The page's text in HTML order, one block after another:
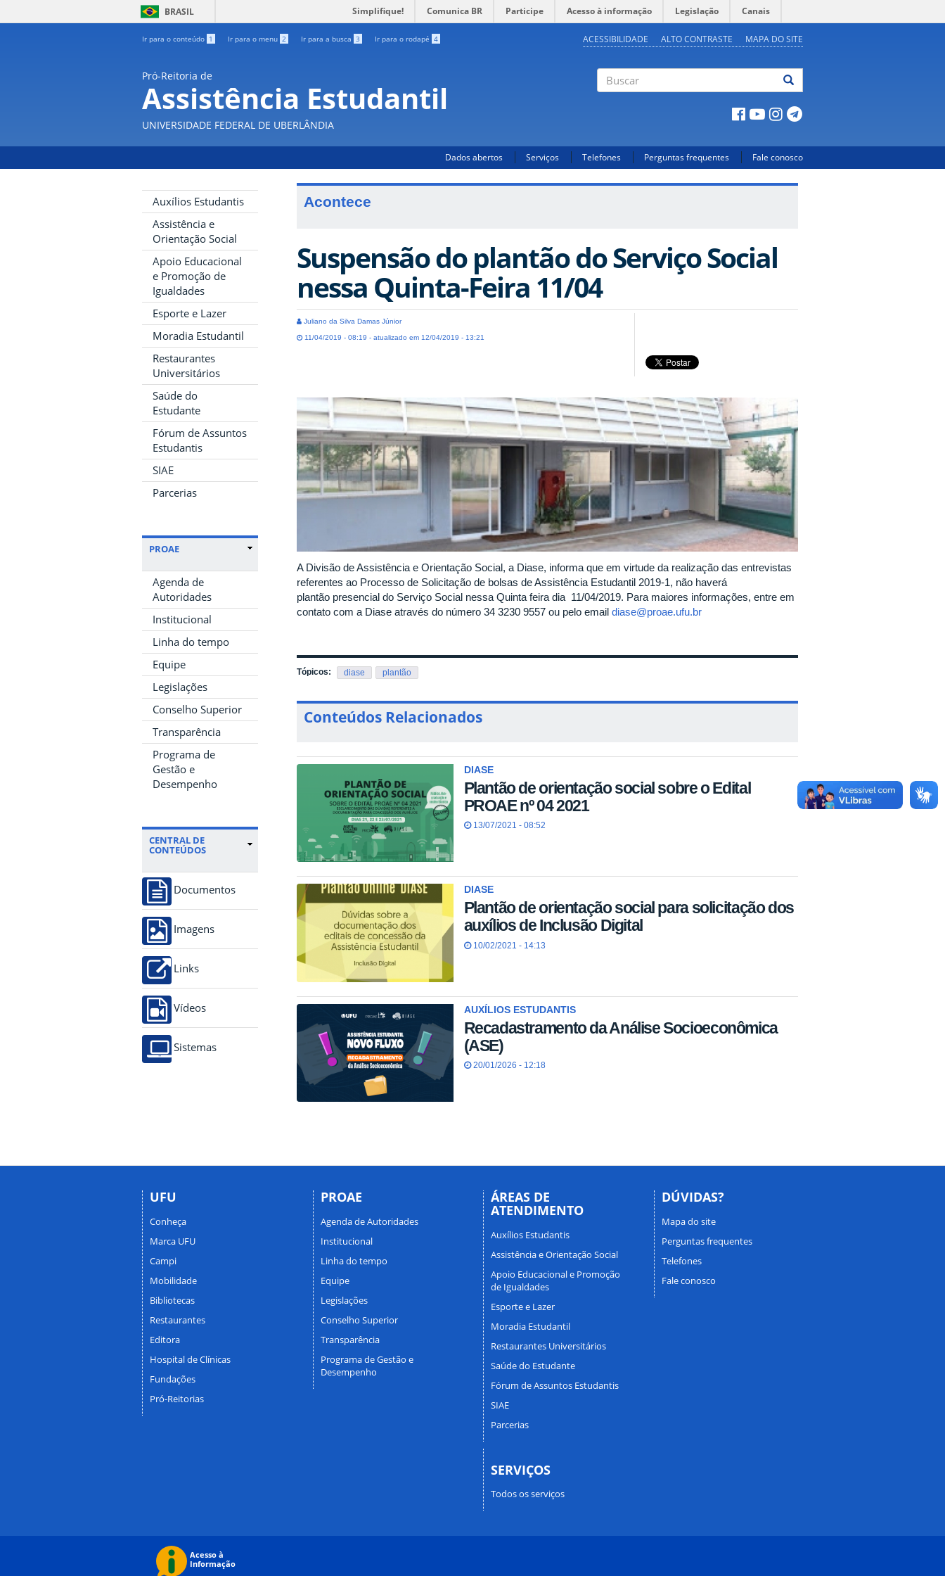
BRASIL Simplifique! Comunica BR Participe Acesso à informação Legislação Canais
Ir para o conteúdo 1 Ir para o menu 2 Ir para a busca 3 Ir para o rodapé 4 ACESSIBILIDADE ALTO CONTRASTE MAPA DO SITE
Pró-Reitoria de
Assistência Estudantil
UNIVERSIDADE FEDERAL DE UBERLÂNDIA
Dados abertos Serviços Telefones Perguntas frequentes Fale conosco
Auxílios Estudantis
Assistência e
Orientação Social
Apoio Educacional
e Promoção de
Igualdades
Esporte e Lazer
Moradia Estudantil
Restaurantes
Universitários
Saúde do
Estudante
Fórum de Assuntos
Estudantis
SIAE
Parcerias
PROAE
Agenda de
Autoridades
Institucional
Linha do tempo
Equipe
Legislações
Conselho Superior
Transparência
Programa de
Gestão e
Desempenho
CENTRAL DE
CONTEÚDOS
Documentos
Imagens
Links
Vídeos
Sistemas
Acontece
Suspensão do plantão do Serviço Social
nessa Quinta-Feira 11/04
Juliano da Silva Damas Júnior
11/04/2019 - 08:19 - atualizado em 12/04/2019 - 13:21
A Divisão de Assistência e Orientação Social, a Diase, informa que em virtude da realização das entrevistas
referentes ao Processo de Solicitação de bolsas de Assistência Estudantil 2019-1, não haverá
plantão presencial do Serviço Social nessa Quinta feira dia 11/04/2019. Para maiores informações, entre em
contato com a Diase através do número 34 3230 9557 ou pelo email diase@proae.ufu.br
Tópicos: diase plantão
Conteúdos Relacionados
DIASE
Plantão de orientação social sobre o Edital
PROAE nº 04 2021
13/07/2021 - 08:52
DIASE
Plantão de orientação social para solicitação dos
auxílios de Inclusão Digital
10/02/2021 - 14:13
AUXÍLIOS ESTUDANTIS
Recadastramento da Análise Socioeconômica
(ASE)
20/01/2026 - 12:18
UFU
Conheça
Marca UFU
Campi
Mobilidade
Bibliotecas
Restaurantes
Editora
Hospital de Clínicas
Fundações
Pró-Reitorias
PROAE
Agenda de Autoridades
Institucional
Linha do tempo
Equipe
Legislações
Conselho Superior
Transparência
Programa de Gestão e
Desempenho
ÁREAS DE
ATENDIMENTO
Auxílios Estudantis
Assistência e Orientação Social
Apoio Educacional e Promoção
de Igualdades
Esporte e Lazer
Moradia Estudantil
Restaurantes Universitários
Saúde do Estudante
Fórum de Assuntos Estudantis
SIAE
Parcerias
SERVIÇOS
Todos os serviços
DÚVIDAS?
Mapa do site
Perguntas frequentes
Telefones
Fale conosco